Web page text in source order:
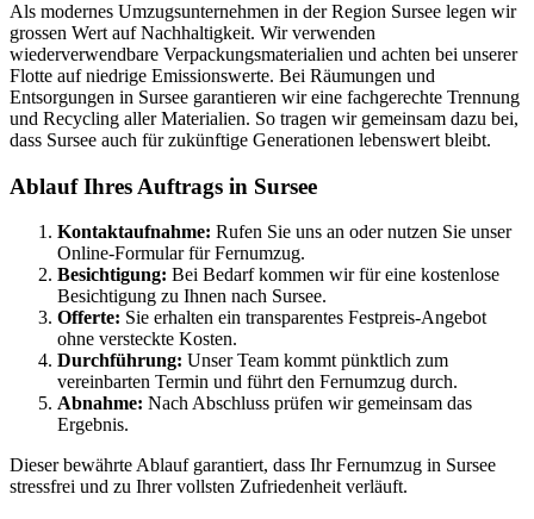
Als modernes Umzugsunternehmen in der Region Sursee legen wir
grossen Wert auf Nachhaltigkeit. Wir verwenden
wiederverwendbare Verpackungsmaterialien und achten bei unserer
Flotte auf niedrige Emissionswerte. Bei Räumungen und
Entsorgungen in Sursee garantieren wir eine fachgerechte Trennung
und Recycling aller Materialien. So tragen wir gemeinsam dazu bei,
dass Sursee auch für zukünftige Generationen lebenswert bleibt.
Ablauf Ihres Auftrags in Sursee
Kontaktaufnahme: Rufen Sie uns an oder nutzen Sie unser
Online-Formular für Fernumzug.
Besichtigung: Bei Bedarf kommen wir für eine kostenlose
Besichtigung zu Ihnen nach Sursee.
Offerte: Sie erhalten ein transparentes Festpreis-Angebot
ohne versteckte Kosten.
Durchführung: Unser Team kommt pünktlich zum
vereinbarten Termin und führt den Fernumzug durch.
Abnahme: Nach Abschluss prüfen wir gemeinsam das
Ergebnis.
Dieser bewährte Ablauf garantiert, dass Ihr Fernumzug in Sursee
stressfrei und zu Ihrer vollsten Zufriedenheit verläuft.